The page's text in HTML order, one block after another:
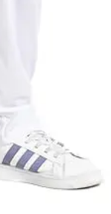
1190
2190
átvétel: